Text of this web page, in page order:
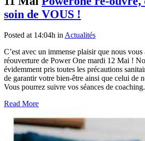
soin de VOUS !
Posted at 14:04h in Actualités
C’est avec un immense plaisir que nous vous
réouverture de Power One mardi 12 Mai !
évidemment pris toutes les précautions
de garantir votre bien-être ainsi que celui de
Vous pourrez suivre vos séances de
Read More